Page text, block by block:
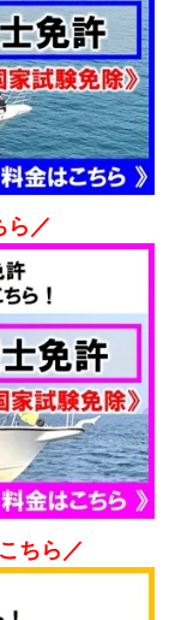
ら／
ちら／